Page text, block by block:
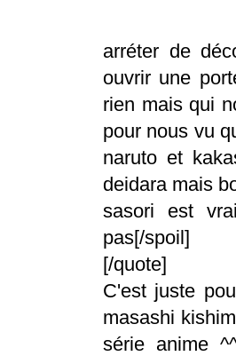
arréter de
ouvrir une
rien mais qui
pour nous vu
naruto et
deidara mais
sasori est
pas[/spoil]
[/quote]
C'est juste
masashi
série anime